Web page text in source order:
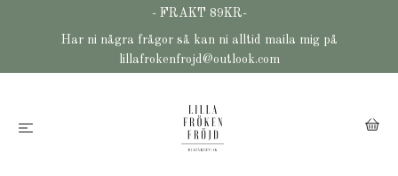
- FRAKT 89KR-
Har ni några frågor så kan ni alltid maila mig på
lillafrokenfrojd@outlook.com